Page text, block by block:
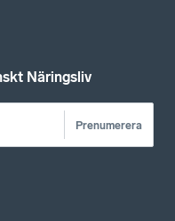
Näringsliv
Prenumerera